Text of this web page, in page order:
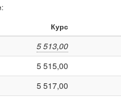
Курс
5 513,00
5 515,00
5 517,00